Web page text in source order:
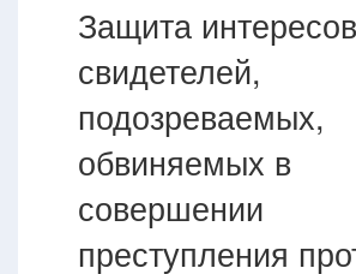
Защита интересов
свидетелей,
подозреваемых,
обвиняемых в
совершении
преступления